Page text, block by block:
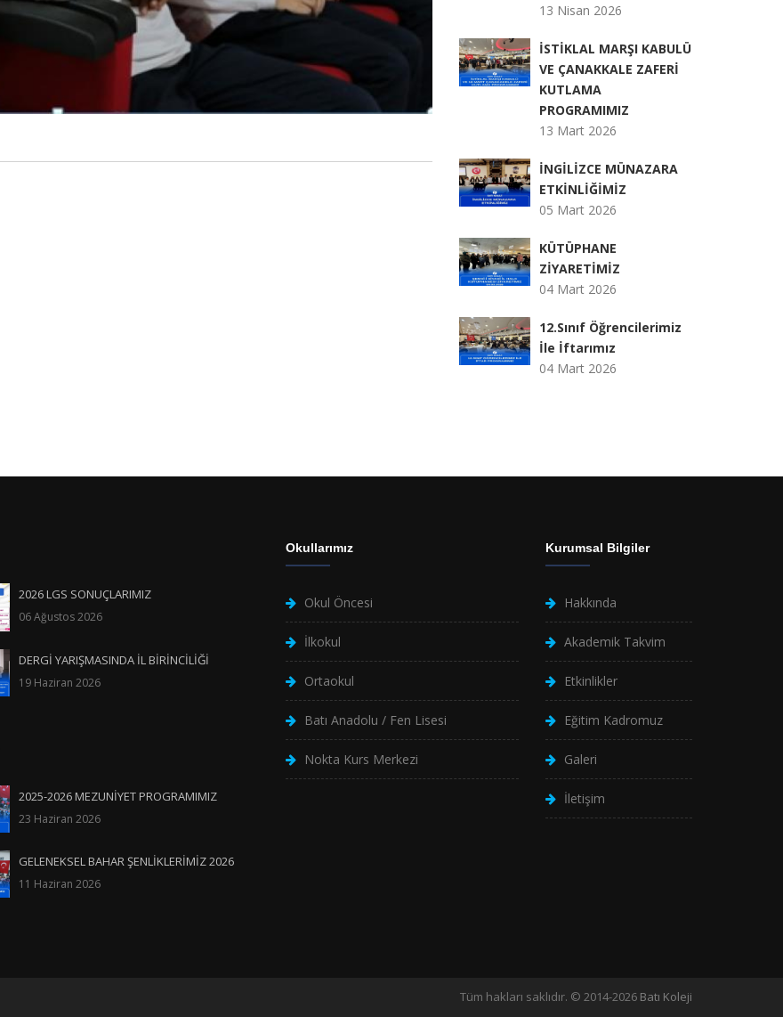
13 Nisan 2026
İSTİKLAL MARŞI KABULÜ
VE ÇANAKKALE ZAFERİ
KUTLAMA
PROGRAMIMIZ
13 Mart 2026
İNGİLİZCE MÜNAZARA
ETKİNLİĞİMİZ
05 Mart 2026
KÜTÜPHANE
ZİYARETİMİZ
04 Mart 2026
12.Sınıf Öğrencilerimiz
İle İftarımız
04 Mart 2026
2026 LGS SONUÇLARIMIZ
06 Ağustos 2026
DERGİ YARIŞMASINDA İL BİRİNCİLİĞİ
19 Haziran 2026
2025-2026 MEZUNİYET PROGRAMIMIZ
23 Haziran 2026
GELENEKSEL BAHAR ŞENLİKLERİMİZ 2026
11 Haziran 2026
Okullarımız
Okul Öncesi
İlkokul
Ortaokul
Batı Anadolu / Fen Lisesi
Nokta Kurs Merkezi
Kurumsal Bilgiler
Hakkında
Akademik Takvim
Etkinlikler
Eğitim Kadromuz
Galeri
İletişim
Tüm hakları saklıdır. © 2014-2026 Batı Koleji